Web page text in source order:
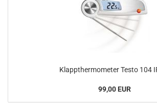
Klappthermometer Testo 104
99,00 EUR